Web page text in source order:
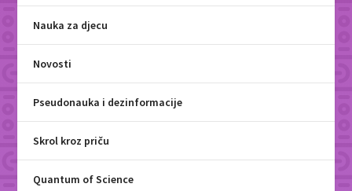
Nauka za djecu
Novosti
Pseudonauka i dezinformacije
Skrol kroz priču
Quantum of Science